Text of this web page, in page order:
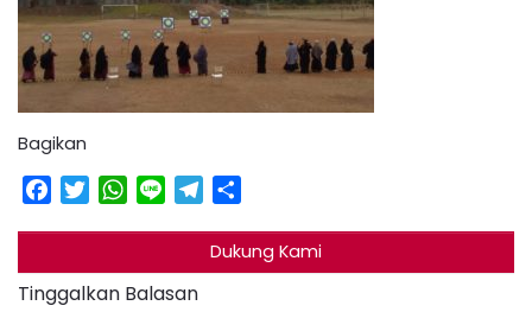
Bagikan
Facebook
TwitterWhatsApp
Line Telegram
Dukung Kami
Tinggalkan Balasan